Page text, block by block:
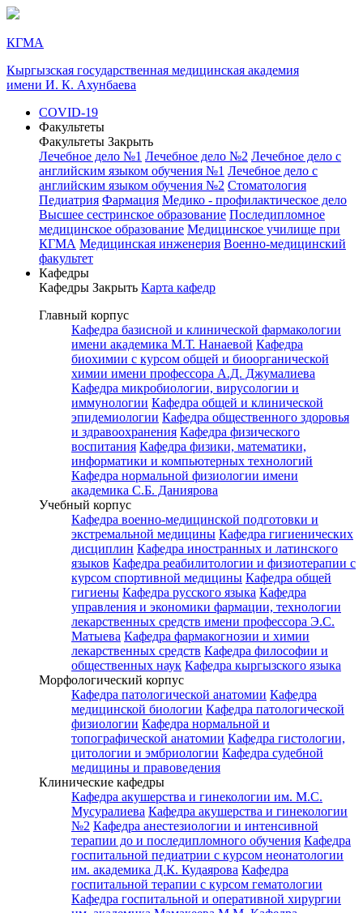
КГМА
Кыргызская государственная медицинская академия
имени И. К. Ахунбаева
COVID-19
Факультеты
Факультеты Закрыть
Лечебное дело №1 Лечебное дело №2 Лечебное дело с
английским языком обучения №1 Лечебное дело с
английским языком обучения №2 Стоматология
Педиатрия Фармация Медико - профилактическое дело
Высшее сестринское образование Последипломное
медицинское образование Медицинское училище при
КГМА Медицинская инженерия Военно-медицинский
факультет
Кафедры
Кафедры Закрыть Карта кафедр
Главный корпус
Кафедра базисной и клинической фармакологии
имени академика М.Т. Нанаевой Кафедра
биохимии с курсом общей и биоорганической
химии имени профессора А.Д. Джумалиева
Кафедра микробиологии, вирусологии и
иммунологии Кафедра общей и клинической
эпидемиологии Кафедра общественного здоровья
и здравоохранения Кафедра физического
воспитания Кафедра физики, математики,
информатики и компьютерных технологий
Кафедра нормальной физиологии имени
академика С.Б. Даниярова
Учебный корпус
Кафедра военно-медицинской подготовки и
экстремальной медицины Кафедра гигиенических
дисциплин Кафедра иностранных и латинского
языков Кафедра реабилитологии и физиотерапии с
курсом спортивной медицины Кафедра общей
гигиены Кафедра русского языка Кафедра
управления и экономики фармации, технологии
лекарственных средств имени профессора Э.С.
Матыева Кафедра фармакогнозии и химии
лекарственных средств Кафедра философии и
общественных наук Кафедра кыргызского языка
Морфологический корпус
Кафедра патологической анатомии Кафедра
медицинской биологии Кафедра патологической
физиологии Кафедра нормальной и
топографической анатомии Кафедра гистологии,
цитологии и эмбриологии Кафедра судебной
медицины и правоведения
Клинические кафедры
Кафедра акушерства и гинекологии им. М.С.
Мусуралиева Кафедра акушерства и гинекологии
№2 Кафедра анестезиологии и интенсивной
терапии до и последипломного обучения Кафедра
госпитальной педиатрии с курсом неонатологии
им. академика Д.К. Кудаярова Кафедра
госпитальной терапии с курсом гематологии
Кафедра госпитальной и оперативной хирургии